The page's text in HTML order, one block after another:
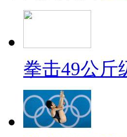
拳击49公斤